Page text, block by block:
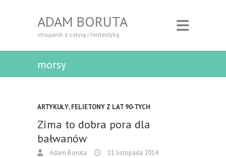
ADAM BORUTA
straganik z satyrą i fantastyką
morsy
ARTYKUŁY,FELIETONY Z LAT 90-TYCH
Zima to dobra pora dla
bałwanów
Adam Boruta 11 listopada 2014